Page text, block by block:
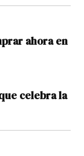
ahora en
celebra la